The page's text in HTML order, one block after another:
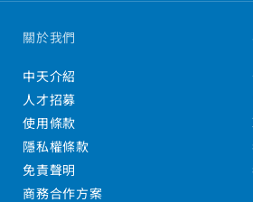
關於我們
中天介紹
人才招募
使用條款
隱私權條款
免責聲明
商務合作方案